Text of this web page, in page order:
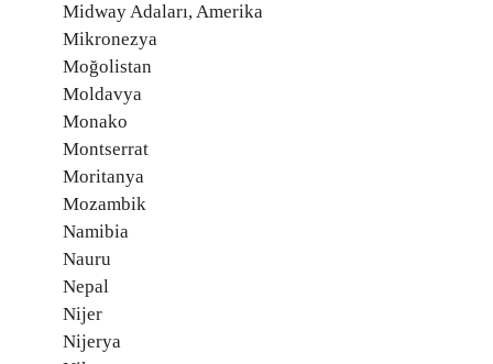
Midway Adaları, Amerika
Mikronezya
Moğolistan
Moldavya
Monako
Montserrat
Moritanya
Mozambik
Namibia
Nauru
Nepal
Nijer
Nijerya